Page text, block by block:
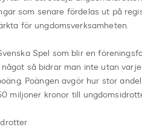
som senare fördelas ut på
för ungdomsverksamheten.
Spel som blir en
så bidrar man inte utan
Poängen avgör hur stor
miljoner kronor till